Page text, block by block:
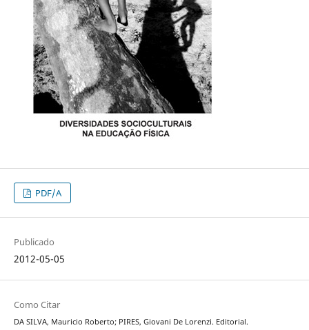
PDF/A
Publicado
2012-05-05
Como Citar
DA SILVA, Mauricio Roberto; PIRES, Giovani De Lorenzi. Editorial.